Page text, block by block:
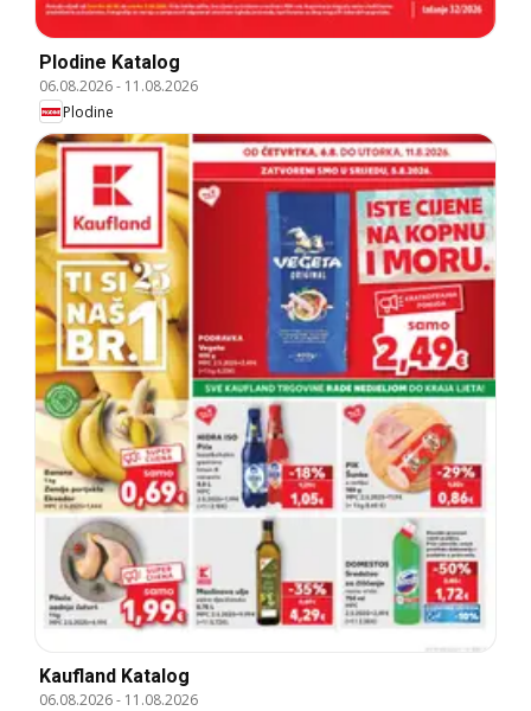
Plodine Katalog
06.08.2026- 11.08.2026
Plodine
Kaufland Katalog
06.08.2026- 11.08.2026